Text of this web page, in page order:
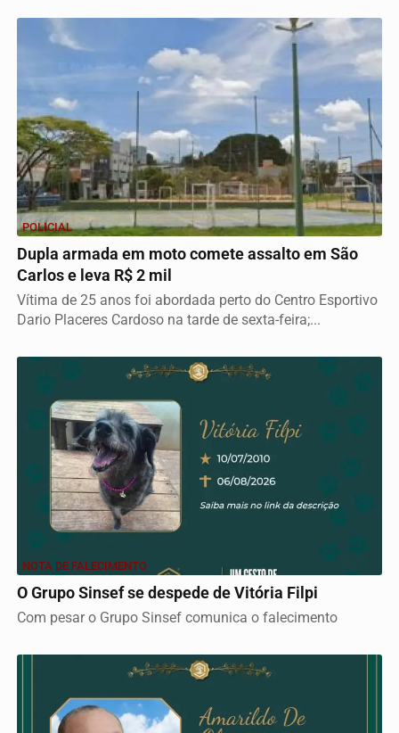
POLICIAL
Dupla armada em moto comete assalto em São
Carlos e leva R$ 2 mil
Vítima de 25 anos foi abordada perto do Centro Esportivo
Dario Placeres Cardoso na tarde de sexta-feira;...
NOTA DE FALECIMENTO
O Grupo Sinsef se despede de Vitória Filpi
Com pesar o Grupo Sinsef comunica o falecimento